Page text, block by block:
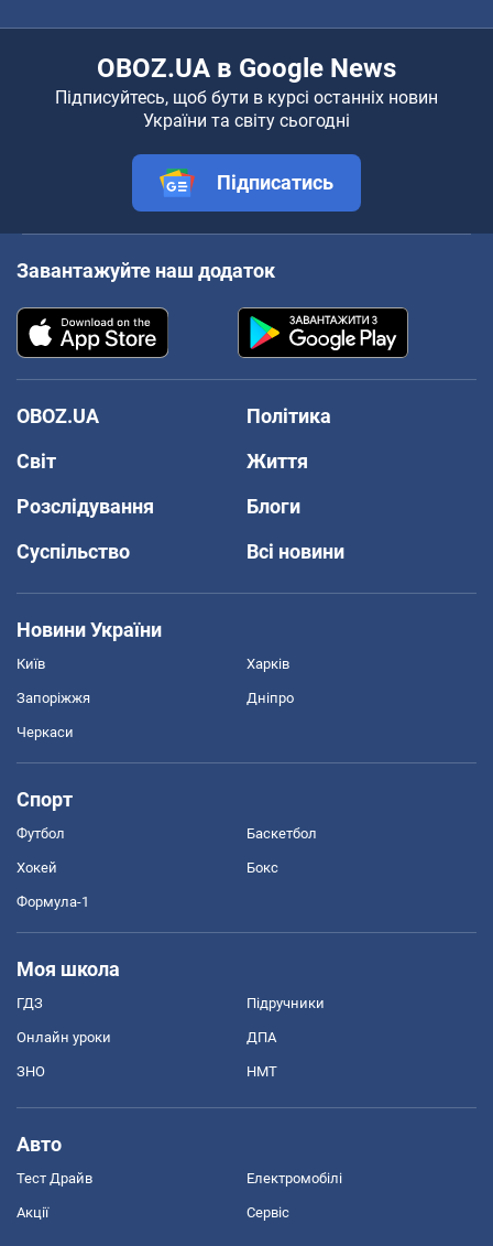
OBOZ.UA в Google News
Підписуйтесь, щоб бути в курсі останніх новин
України та світу сьогодні
Підписатись
Завантажуйте наш додаток
OBOZ.UA
Політика
Світ
Життя
Розслідування
Блоги
Суспільство
Всі новини
Новини України
Київ Харків
Запоріжжя Дніпро
Черкаси
Спорт
Футбол Баскетбол
Хокей Бокс
Формула-1
Моя школа
ГДЗ Підручники
Онлайн уроки ДПА
ЗНО НМТ
Авто
Тест Драйв Електромобілі
Акції Сервіс